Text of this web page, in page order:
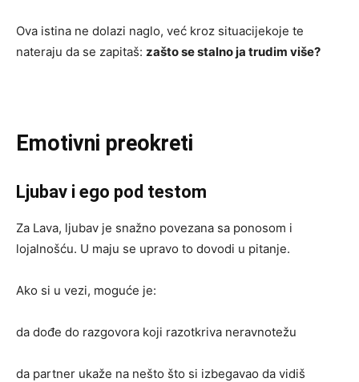
Ova istina ne dolazi naglo, već kroz situacijekoje te
nateraju da se zapitaš: zašto se stalno ja trudim više?
Emotivni preokreti
Ljubav i ego pod testom
Za Lava, ljubav je snažno povezana sa ponosom i
lojalnošću. U maju se upravo to dovodi u pitanje.
Ako si u vezi, moguće je:
da dođe do razgovora koji razotkriva neravnotežu
da partner ukaže na nešto što si izbegavao da vidiš